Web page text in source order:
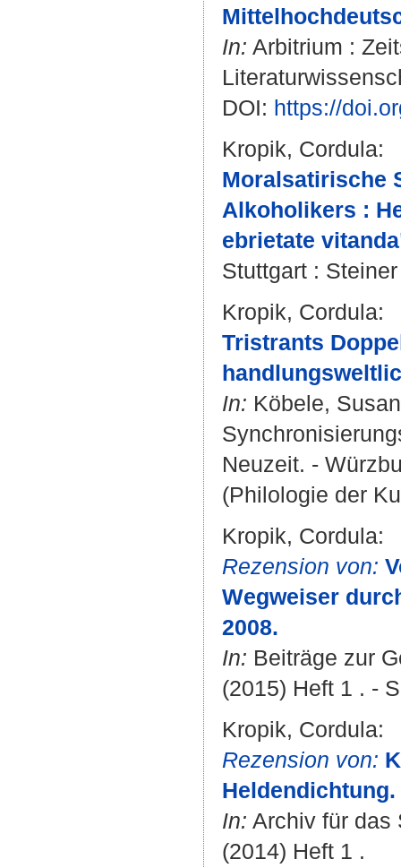
In: Arbitrium :
DOI: https://
Kropik, Cordula:
Moralsatirische
Alkoholikers :
ebrietate
Stuttgart :
Kropik, Cordula:
Tristrants
In: Köbele,
Neuzeit. -
(Philologie der
Kropik, Cordula:
Rezension von:
Wegweiser
2008.
In: Beiträge zur
(2015) Heft 1 . -
Kropik, Cordula:
Rezension von:
Heldendichtung.
In: Archiv für das
(2014) Heft 1 .